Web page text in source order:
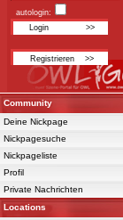
autologin:
Community
Deine Nickpage
Nickpagesuche
Nickpageliste
Profil
Private Nachrichten
Locations